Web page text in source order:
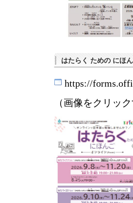
はたらく ための にほ
https://
（画像をクリッ